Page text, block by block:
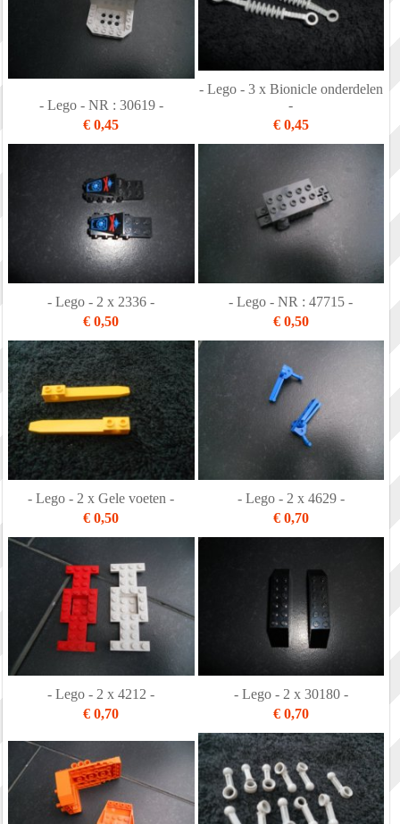
- Lego - NR : 30619 -
€ 0,45
- Lego - 3 x Bionicle onderdelen
-
€ 0,45
- Lego - 2 x 2336 -
€ 0,50
- Lego - NR : 47715 -
€ 0,50
- Lego - 2 x Gele voeten -
€ 0,50
- Lego - 2 x 4629 -
€ 0,70
- Lego - 2 x 4212 -
€ 0,70
- Lego - 2 x 30180 -
€ 0,70